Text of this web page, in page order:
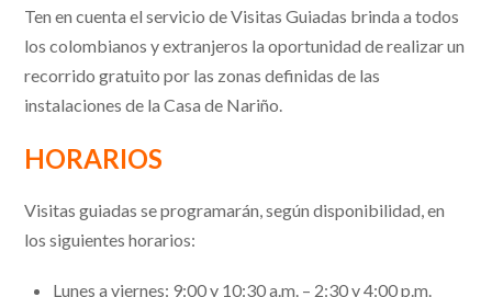
Ten en cuenta el servicio de Visitas Guiadas brinda a todos
los colombianos y extranjeros la oportunidad de realizar un
recorrido gratuito por las zonas definidas de las
instalaciones de la Casa de Nariño.
HORARIOS
Visitas guiadas se programarán, según disponibilidad, en
los siguientes horarios:
Lunes a viernes: 9:00 y 10:30 a.m. – 2:30 y 4:00 p.m.